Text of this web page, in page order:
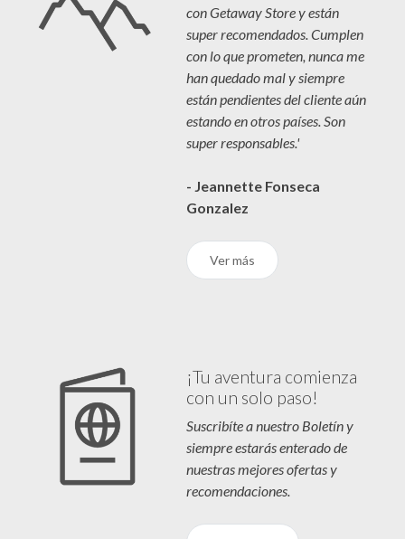
con Getaway Store y están
super recomendados. Cumplen
con lo que prometen, nunca me
han quedado mal y siempre
están pendientes del cliente aún
estando en otros países. Son
super responsables.'
- Jeannette Fonseca
Gonzalez
Ver más
¡Tu aventura comienza
con un solo paso!
Suscribíte a nuestro Boletín y
siempre estarás enterado de
nuestras mejores ofertas y
recomendaciones.